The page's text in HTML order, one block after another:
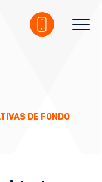
DE FONDO